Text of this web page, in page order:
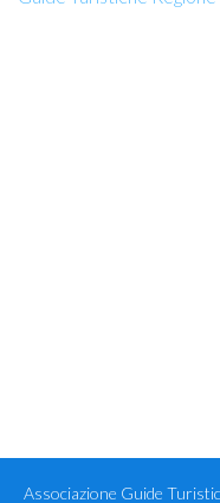
Associazione Guide